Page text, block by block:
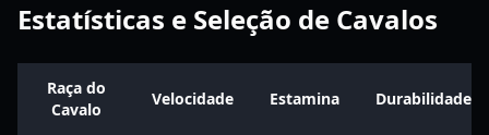
Estatísticas e Seleção de Cavalos
Raça do
Cavalo
Velocidade Estamina Durabilidade